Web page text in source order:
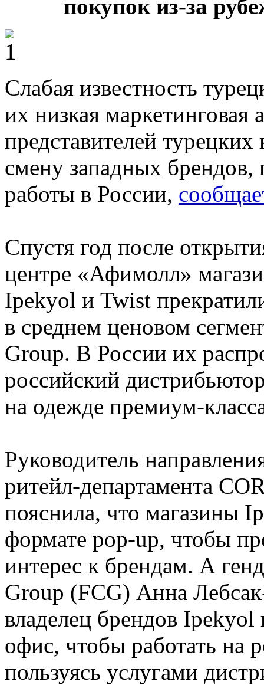
покупок из-за
Слабая известность
их низкая маркетинговая
представителей
смену западных брендов,
работы в России,
Спустя год после
центре «Афимолл»
Ipekyol и Twist
в среднем ценовом
Group. В России их
российский
на одежде премиум-
Руководитель
ритейл-департамента
пояснила, что магазины
формате pop-up, чтобы
интерес к брендам. А
Group (FCG) Анна
владелец брендов
офис, чтобы работать на
пользуясь услугами